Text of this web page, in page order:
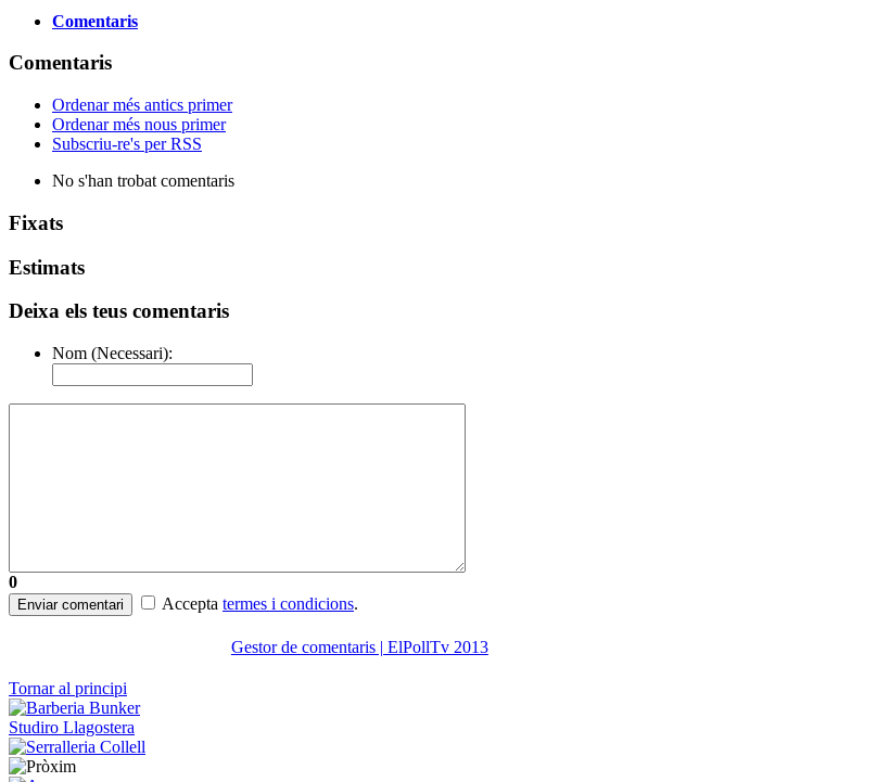
Comentaris
Comentaris
Ordenar més antics primer
Ordenar més nous primer
Subscriu-re's per RSS
No s'han trobat comentaris
Fixats
Estimats
Deixa els teus comentaris
Nom (Necessari):
0
Enviar comentari Accepta termes i condicions.
Gestor de comentaris | ElPollTv 2013
Tornar al principi